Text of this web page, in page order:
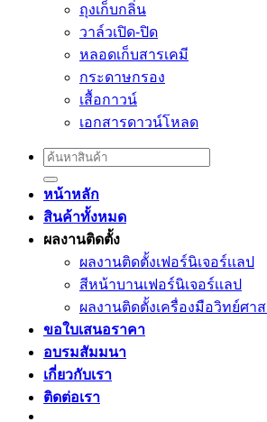
ถุงเก็บกลิ่น
วาล์วเปิด-ปิด
หลอดเก็บสารเคมี
กระดาษกรอง
เสื้อกาวน์
เอกสารดาวน์โหลด
Search
for:
หน้าหลัก
สินค้าทั้งหมด
ผลงานติดตั้ง
ผลงานติดตั้งเฟอร์นิเจอร์เเลป
สีหน้าบานเฟอร์นิเจอร์เเลป
ผลงานติดตั้งเครื่องมือวิทย์ศา
ขอใบเสนอราคา
อบรมสัมมนา
เกี่ยวกับเรา
ติดต่อเรา